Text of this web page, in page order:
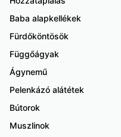
Baba alapkellékek
Fürdőköntösök
Függőágyak
Ágynemű
Pelenkázó alátétek
Bútorok
Muszlinok